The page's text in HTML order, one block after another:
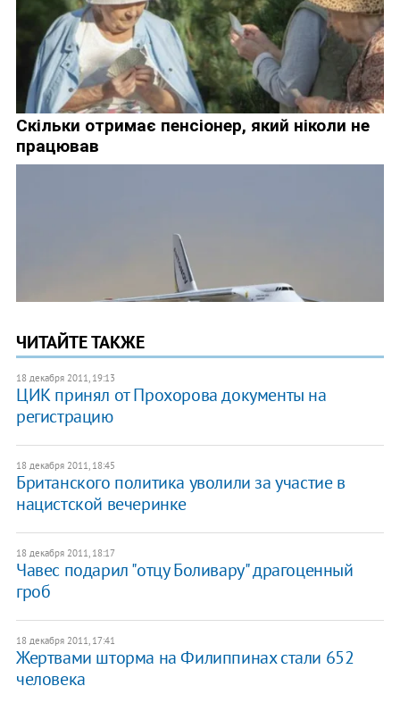
ЧИТАЙТЕ ТАКЖЕ
18 декабря 2011, 19:13
​ЦИК принял от Прохорова документы на
регистрацию
18 декабря 2011, 18:45
Британского политика уволили за участие в
нацистской вечеринке
18 декабря 2011, 18:17
​Чавес подарил "отцу Боливару" драгоценный
гроб
18 декабря 2011, 17:41
​Жертвами шторма на Филиппинах стали 652
человека